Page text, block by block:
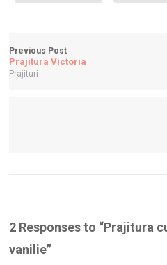
Previous Post
Prajitura Victoria
Prajituri
2 Responses to “Prajitura
vanilie”